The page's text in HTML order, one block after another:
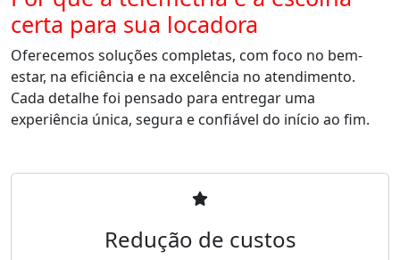
certa para sua locadora
Oferecemos soluções completas, com foco no bem-
estar, na eficiência e na excelência no atendimento.
Cada detalhe foi pensado para entregar uma
experiência única, segura e confiável do início ao fim.
Redução de custos